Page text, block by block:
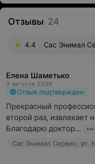
Отзывы 24
4.4 Сас Энимал
Елена Шаметько
3 августа 2026
Отзыв подтвержден
Прекрасный
второй раз, извлекает
Благодарю доктор...
Сас Энимал Сервис, ул.